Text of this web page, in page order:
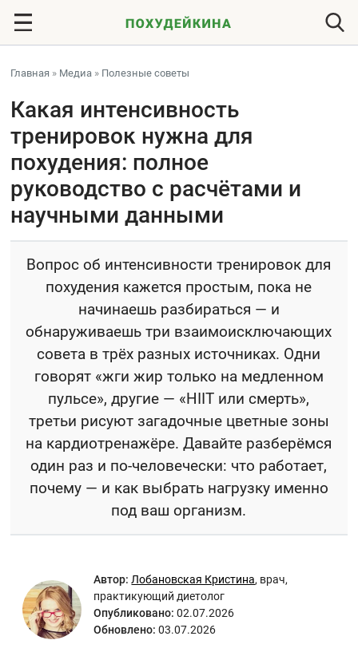
Главная » Медиа » Полезные советы
Какая интенсивность
тренировок нужна для
похудения: полное
руководство с расчётами и
научными данными
Вопрос об интенсивности тренировок для
похудения кажется простым, пока не
начинаешь разбираться — и
обнаруживаешь три взаимоисключающих
совета в трёх разных источниках. Одни
говорят «жги жир только на медленном
пульсе», другие — «HIIT или смерть»,
третьи рисуют загадочные цветные зоны
на кардиотренажёре. Давайте разберёмся
один раз и по-человечески: что работает,
почему — и как выбрать нагрузку именно
под ваш организм.
Автор: Лобановская Кристина, врач,
практикующий диетолог
Опубликовано: 02.07.2026
Обновлено: 03.07.2026